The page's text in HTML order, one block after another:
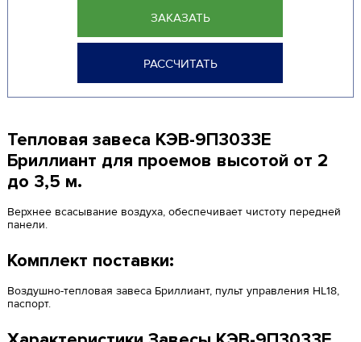
ЗАКАЗАТЬ
РАССЧИТАТЬ
Тепловая завеса КЭВ-9П3033Е
Бриллиант для проемов высотой от 2
до 3,5 м.
Верхнее всасывание воздуха, обеспечивает чистоту передней
панели.
Комплект поставки:
Воздушно-тепловая завеса Бриллиант, пульт управления HL18,
паспорт.